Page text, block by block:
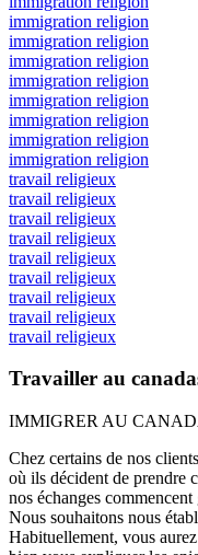
immigration religion
immigration religion
immigration religion
immigration religion
immigration religion
immigration religion
immigration religion
immigration religion
travail religieux
travail religieux
travail religieux
travail religieux
travail religieux
travail religieux
travail religieux
travail religieux
travail religieux
Travailler au
IMMIGRER AU
Chez certains de nos
où ils décident de prendre
nos échanges
Nous souhaitons nous
Habituellement, vous